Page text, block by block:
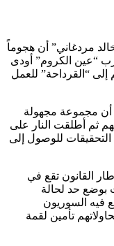
مردغاني” أن هجوماً
“عين الكروم” أودى
إلى “القرداحة” للعمل
أن مجموعة مجهولة
ثم أطلقت النار على
التحقيقات للوصول إلى
القانون تقع في
بوضع حد لحالة
فيه السوريون
تأمين لقمة